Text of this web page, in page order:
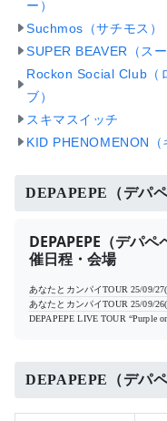
ー）
Suchmos（サチモス）
SUPER BEAVER（ス
Rockon Social Club（
ブ）
スキマスイッチ
KID PHENOMENON（
DEPAPEPE（デパ
DEPAPEPE（デパ
催日程・会場
あなたとカンパイTOUR 25/09/
あなたとカンパイTOUR 25/09/
DEPAPEPE LIVE TOUR “Purple
DEPAPEPE（デパ